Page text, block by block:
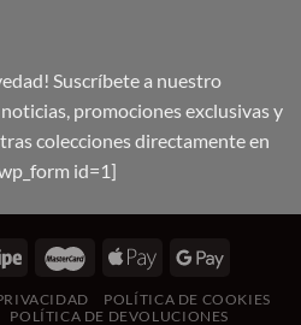
Suscríbete a nuestro
promociones exclusivas y
colecciones directamente en
id=1]
POLÍTICA DE COOKIES
POLÍTICA DE DEVOLUCIONES